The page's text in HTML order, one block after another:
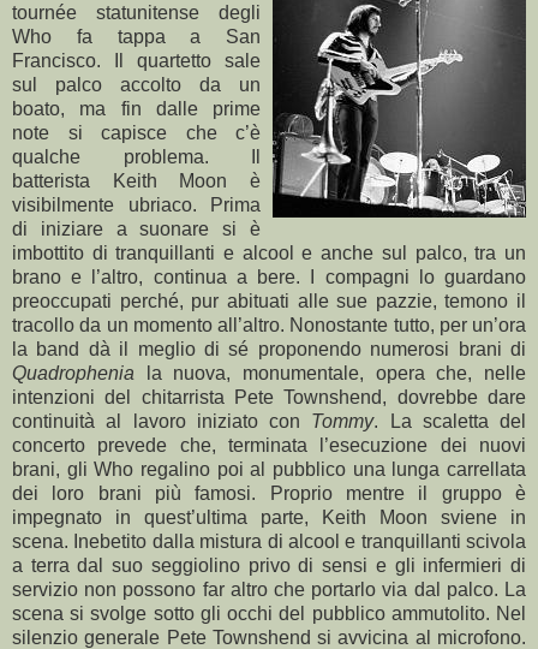
tournée statunitense degli
Who fa tappa a San
Francisco. Il quartetto sale
sul palco accolto da un
boato, ma fin dalle prime
note si capisce che c’è
qualche problema. Il
batterista Keith Moon è
visibilmente ubriaco. Prima
di iniziare a suonare si è
imbottito di tranquillanti e alcool e anche sul palco, tra un
brano e l’altro, continua a bere. I compagni lo guardano
preoccupati perché, pur abituati alle sue pazzie, temono il
tracollo da un momento all’altro. Nonostante tutto, per un’ora
la band dà il meglio di sé proponendo numerosi brani di
Quadrophenia la nuova, monumentale, opera che, nelle
intenzioni del chitarrista Pete Townshend, dovrebbe dare
continuità al lavoro iniziato con Tommy. La scaletta del
concerto prevede che, terminata l’esecuzione dei nuovi
brani, gli Who regalino poi al pubblico una lunga carrellata
dei loro brani più famosi. Proprio mentre il gruppo è
impegnato in quest’ultima parte, Keith Moon sviene in
scena. Inebetito dalla mistura di alcool e tranquillanti scivola
a terra dal suo seggiolino privo di sensi e gli infermieri di
servizio non possono far altro che portarlo via dal palco. La
scena si svolge sotto gli occhi del pubblico ammutolito. Nel
silenzio generale Pete Townshend si avvicina al microfono.